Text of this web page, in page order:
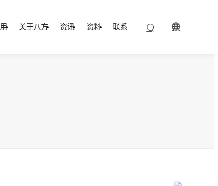
关于八方 资讯 资料 联系